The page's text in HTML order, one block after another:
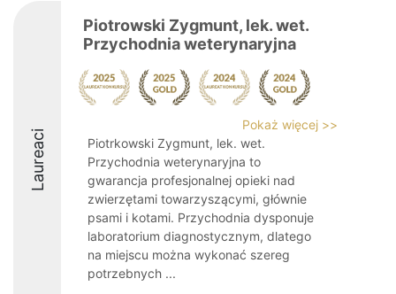
Laureaci
Piotrowski Zygmunt, lek. wet.
Przychodnia weterynaryjna
Pokaż więcej >>
Piotrkowski Zygmunt, lek. wet.
Przychodnia weterynaryjna to
gwarancja profesjonalnej opieki nad
zwierzętami towarzyszącymi, głównie
psami i kotami. Przychodnia dysponuje
laboratorium diagnostycznym, dlatego
na miejscu można wykonać szereg
potrzebnych ...